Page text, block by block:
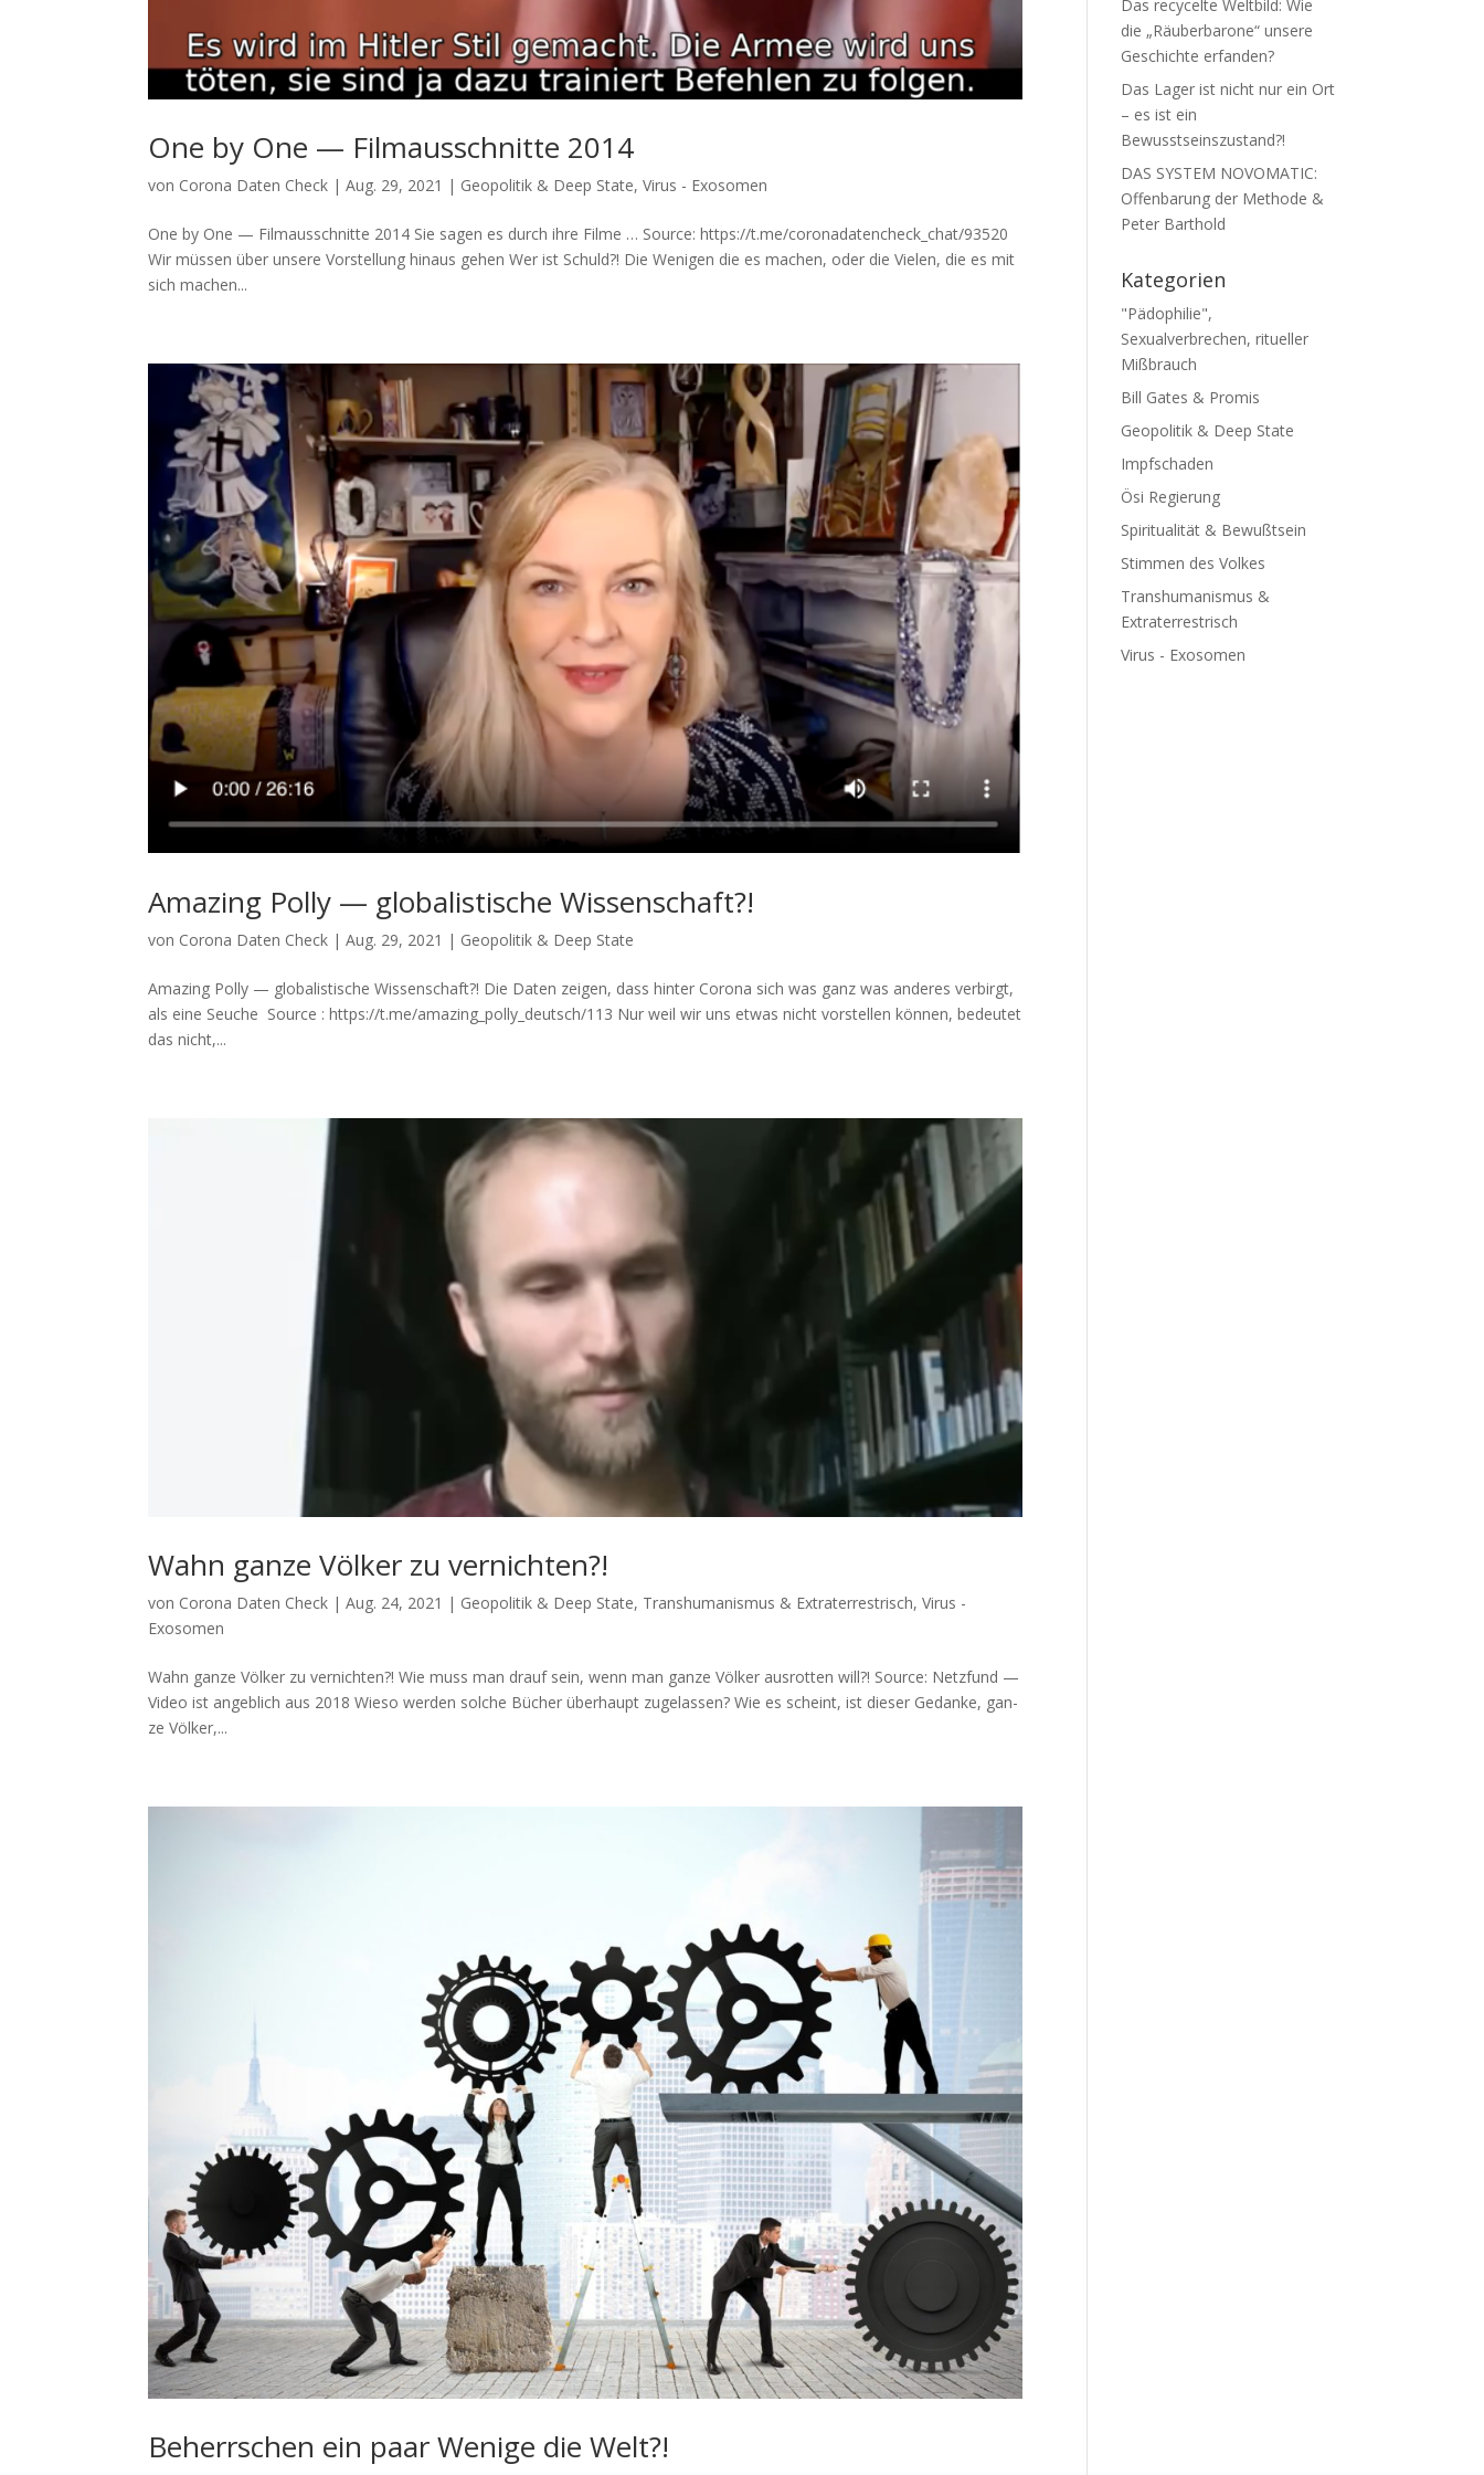
One by One — Filmausschnitte 2014
von Corona Daten Check |Aug. 29, 2021 | Geopolitik & Deep State,Virus - Exosomen
One by One — Filmausschnitte 2014 Sie sagen es durch ihre Filme … Source: https://t.me/coronadatencheck_chat/93520
Wir müs­sen über unse­re Vor­stel­lung hin­aus gehen Wer ist Schuld?! Die Weni­gen die es machen, oder die Vie­len, die es mit
sich machen...
Amazing Polly — globalistische Wissenschaft?!
von Corona Daten Check |Aug. 29, 2021 | Geopolitik & Deep State
Amazing Polly — globalistische Wissenschaft?! Die Daten zei­gen, dass hin­ter Coro­na sich was ganz was ande­res ver­birgt,
als eine Seuche Source : https://t.me/amazing_polly_deutsch/113 Nur weil wir uns etwas nicht vor­stel­len kön­nen, bedeu­tet
das nicht,...
Wahn ganze Völker zu vernichten?!
von Corona Daten Check |Aug. 24, 2021 | Geopolitik & Deep State, Transhumanismus & Extraterrestrisch,Virus -
Exosomen
Wahn ganze Völker zu vernichten?! Wie muss man drauf sein, wenn man gan­ze Völ­ker aus­rot­ten will?! Source: Netz­fund —
Video ist angeb­lich aus 2018 Wie­so wer­den sol­che Bücher über­haupt zugelassen? Wie es scheint, ist die­ser Gedan­ke, gan­
ze Völ­ker,...
Beherrschen ein paar Wenige die Welt?!
Das recycelte Weltbild: Wie
die „Räuberbarone“ unsere
Geschichte erfanden?
Das Lager ist nicht nur ein Ort
– es ist ein
Bewusstseinszustand?!
DAS SYSTEM NOVOMATIC:
Offenbarung der Methode &
Peter Barthold
Kategorien
"Pädophilie",
Sexualverbrechen, ritueller
Mißbrauch
Bill Gates & Promis
Geopolitik & Deep State
Impfschaden
Ösi Regierung
Spiritualität & Bewußtsein
Stimmen des Volkes
Transhumanismus &
Extraterrestrisch
Virus - Exosomen